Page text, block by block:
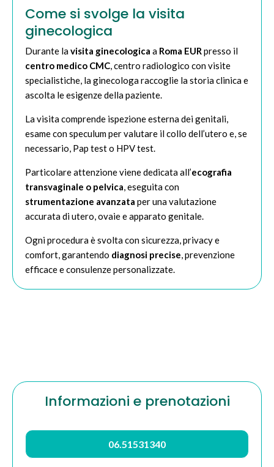
Come si svolge la visita
ginecologica
Durante lavisita ginecologica a Roma EURpresso il
centro medico CMC, centro radiologico con visite
specialistiche, la ginecologa raccoglie la storia clinica e
ascolta le esigenze della paziente.
La visita comprende ispezione esterna dei genitali,
esame con speculum per valutare il collo dell’utero e, se
necessario, Pap test o HPV test.
Particolare attenzione viene dedicata all’ecografia
transvaginale o pelvica, eseguita con
strumentazione avanzata per una valutazione
accurata di utero, ovaie e apparato genitale.
Ogni procedura è svolta con sicurezza, privacy e
comfort, garantendo diagnosi precise, prevenzione
efficace e consulenze personalizzate.
Informazioni e prenotazioni
06.51531340